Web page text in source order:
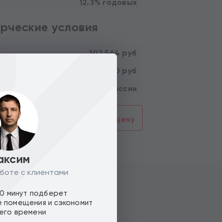
12.3% годовых
условия
102 564 руб
48 000 000 руб
Без комиссии
Предложить цену
с клиентами
минут подберет
и сэкономит
времени